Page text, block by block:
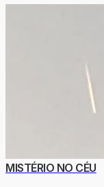
MISTÉRIO NO CÉU